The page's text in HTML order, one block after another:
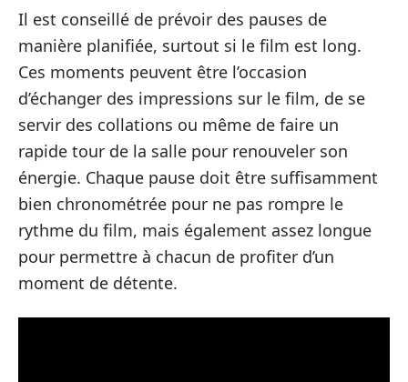
Il est conseillé de prévoir des pauses de
manière planifiée, surtout si le film est long.
Ces moments peuvent être l’occasion
d’échanger des impressions sur le film, de se
servir des collations ou même de faire un
rapide tour de la salle pour renouveler son
énergie. Chaque pause doit être suffisamment
bien chronométrée pour ne pas rompre le
rythme du film, mais également assez longue
pour permettre à chacun de profiter d’un
moment de détente.